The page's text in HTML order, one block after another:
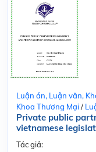
Luận án, Luận văn,
Khoa Thương Mại/
Private public
vietnamese
Tác giả: